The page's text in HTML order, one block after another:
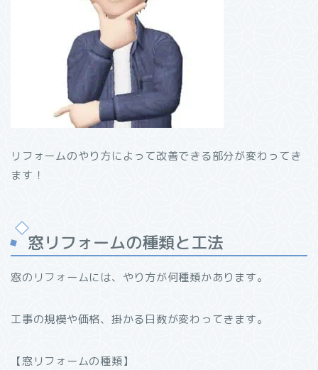
リフォームのやり方によって改善できる部分が変わってき
ます！
窓リフォームの種類と工法
窓のリフォームには、やり方が何種類かあります。
工事の規模や価格、掛かる日数が変わってきます。
【窓リフォームの種類】
【レビュー】万年筆インク